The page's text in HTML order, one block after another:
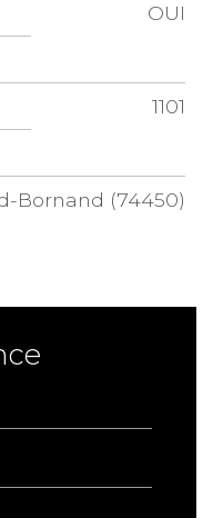
OUI
1101
Bornand (74450)